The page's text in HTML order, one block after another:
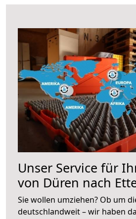
Unser Service für
von Düren nach
Sie wollen umziehen? Ob um
deutschlandweit – wir haben